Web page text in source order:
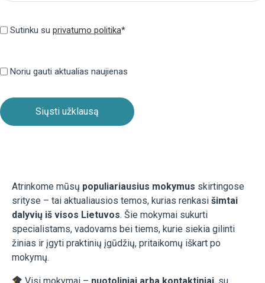
politika
Sutinku su privatumo politika*
politika
Noriu gauti aktualias naujienas
Atrinkome mūsų populiariausius mokymus skirtingose
srityse – tai aktualiausios temos, kurias renkasi šimtai
dalyvių iš visos Lietuvos. Šie mokymai sukurti
specialistams, vadovams bei tiems, kurie siekia gilinti
žinias ir įgyti praktinių įgūdžių, pritaikomų iškart po
mokymų.